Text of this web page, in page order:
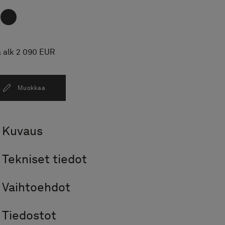
alk 2 090 EUR
Muokkaa
Kuvaus
Tekniset tiedot
Vaihtoehdot
Tiedostot